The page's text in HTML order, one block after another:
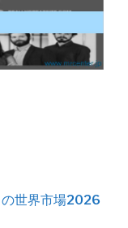
世界市場2026